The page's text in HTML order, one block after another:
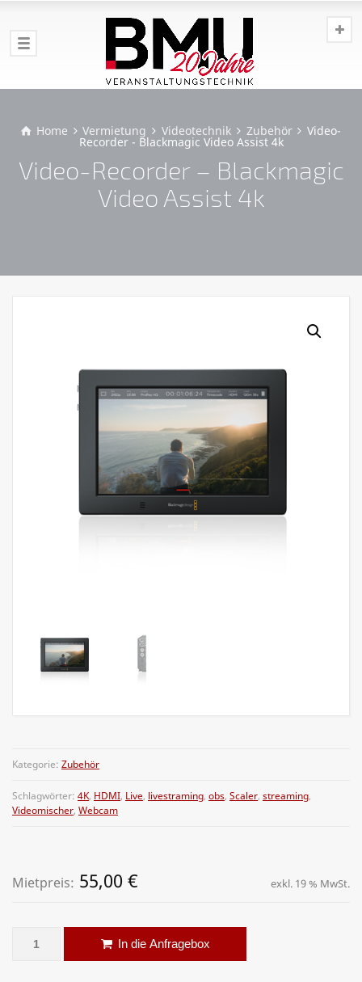
Home Vermietung Videotechnik Zubehör Video-
Recorder - Blackmagic Video Assist 4k
Video-Recorder – Blackmagic
Video Assist 4k
Kategorie: Zubehör
Schlagwörter: 4K, HDMI, Live, livestraming, obs, Scaler, streaming,
Videomischer, Webcam
Mietpreis: 55,00 € exkl. 19 % MwSt.
Video-Recorder - Blackmagic Video Assist 4k Menge
In die Anfragebox